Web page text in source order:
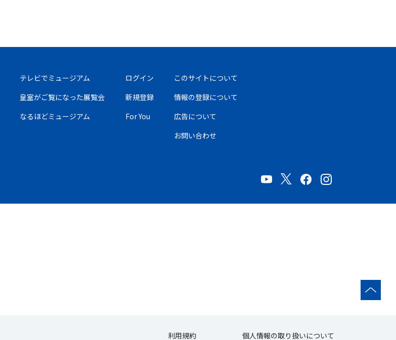
テレビでミュージアム
皇室がご覧になった展覧会
なるほどミュージアム
ログイン
新規登録
For You
このサイトについて
情報の登録について
広告について
お問い合わせ
利用規約 個人情報の取り扱いについて